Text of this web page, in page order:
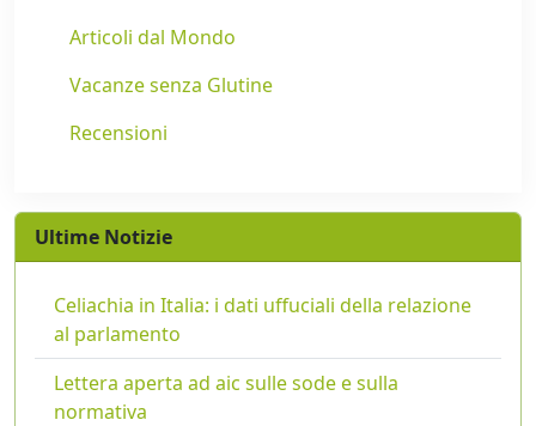
Articoli dal Mondo
Vacanze senza Glutine
Recensioni
Ultime Notizie
Celiachia in Italia: i dati uffuciali della relazione
al parlamento
Lettera aperta ad aic sulle sode e sulla
normativa